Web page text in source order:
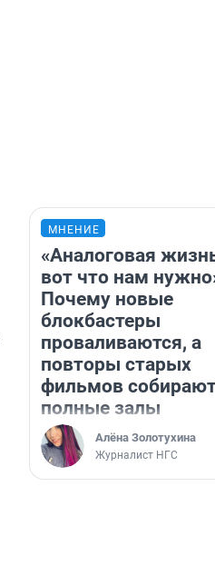
МНЕНИЕ
«Аналоговая
вот что нам
Почему новые
блокбастеры
проваливаются, а
повторы старых
фильмов
полные залы
Алёна Золотухина
Журналист НГС